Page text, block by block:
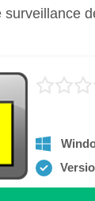
surveillance